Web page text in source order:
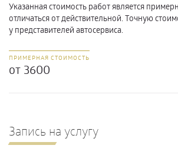
Запись на услугу
Указанная стоимость работ является
отличаться от действительной. Точную
у представителей автосервиса.
ПРИМЕРНАЯ СТОИМОСТЬ
от 3600